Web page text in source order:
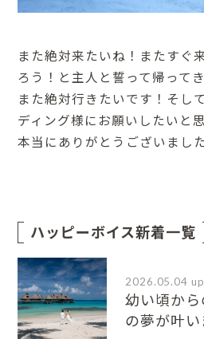
また絶対来たいね！またすぐ
ろう！と主人と誓って帰って
また絶対行きたいです！そし
ディング様にお願いしたいと
本当にありがとうございまし
ハッピーボイス新着一覧
2026.05.04 up
幼い頃か
の夢が叶い